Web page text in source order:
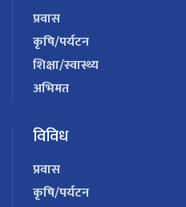
प्रवास
कृषि/पर्यटन
शिक्षा/स्वास्थ्य
अभिमत
विविध
प्रवास
कृषि/पर्यटन